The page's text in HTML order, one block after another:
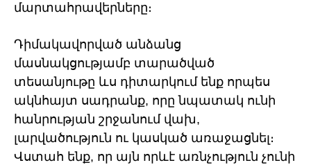
մարտահրավերները։
Դիմակավորված անձանց
մասնակցությամբ տարածված
տեսանյութը ևս դիտարկում ենք որպես
ակնհայտ սադրանք, որը նպատակ ունի
հանրության շրջանում վախ,
լարվածություն ու կասկած առաջացնել։
Վստահ ենք, որ այն որևէ առնչություն չունի